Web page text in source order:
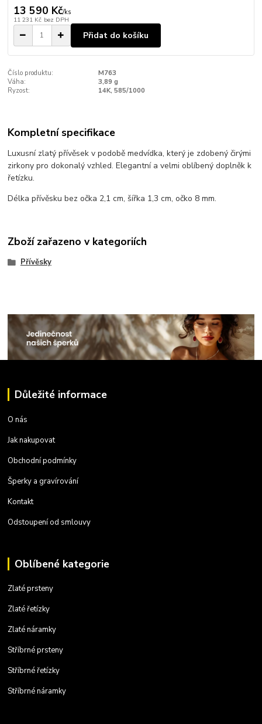
13 590 Kč/ks
11 231 Kč bez DPH
Přidat do košíku
Číslo produktu:
M763
Váha:
3,89 g
Ryzost:
14K, 585/1000
Kompletní specifikace
Luxusní zlatý přívěsek v podobě medvídka, který je zdobený čirými
zirkony pro dokonalý vzhled. Elegantní a velmi oblíbený doplněk k
řetízku.
Délka přívěsku bez očka 2,1 cm, šířka 1,3 cm, očko 8 mm.
Zboží zařazeno v kategoriích
Přívěsky
Důležité informace
O nás
Jak nakupovat
Obchodní podmínky
Šperky a gravírování
Kontakt
Odstoupení od smlouvy
Oblíbené kategorie
Zlaté prsteny
Zlaté řetízky
Zlaté náramky
Stříbrné prsteny
Stříbrné řetízky
Stříbrné náramky